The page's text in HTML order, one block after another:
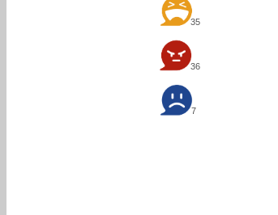
35
36
7